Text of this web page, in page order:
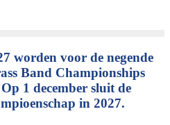
worden voor de negende
Band Championships
1 december sluit de
in 2027.